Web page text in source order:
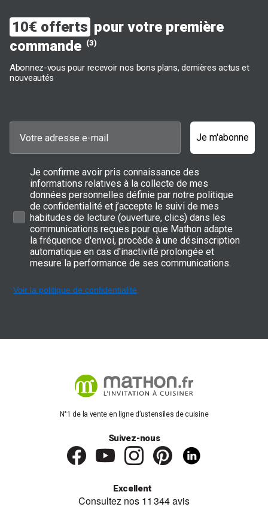
10€ offerts pour votre première
commande (3)
Abonnez-vous pour recevoir nos bons plans, dernières actus et
nouveautés
Je m'abonne
Je confirme avoir pris connaissance des
informations relatives à la collecte de mes
données personnelles définie par notre politique
de confidentialité et j’accepte le suivi de mes
habitudes de lecture (ouverture, clics) dans les
communications reçues pour que Mathon adapte
la fréquence d'envoi, procède à une désinscription
automatique en cas d'inactivité prolongée et
mesure la performance de ses communications.
Voir la politique de confidentialité
N°1 de la vente en ligne d’ustensiles de cuisine
Suivez-nous
Excellent